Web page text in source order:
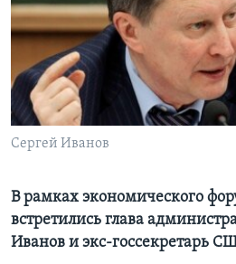
Learning English
СОЦИАЛЬНЫЕ СЕТИ
Сергей Иванов
В рамках экономического
встретились глава
Иванов и экс-госсекретарь